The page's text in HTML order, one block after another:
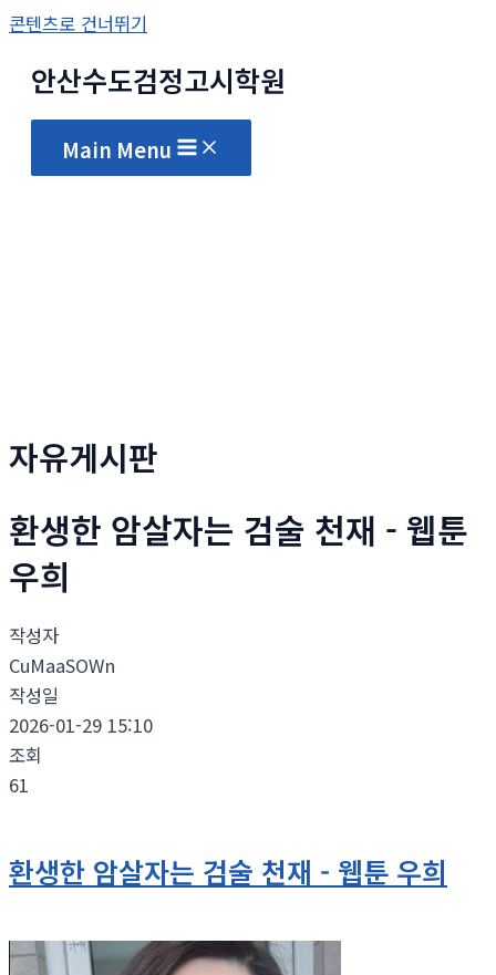
콘텐츠로 건너뛰기
안산수도검정고시학원
Main Menu
자유게시판
환생한 암살자는 검술 천재 - 웹툰
우희
작성자
CuMaaSOWn
작성일
2026-01-29 15:10
조회
61
환생한 암살자는 검술 천재 - 웹툰 우희